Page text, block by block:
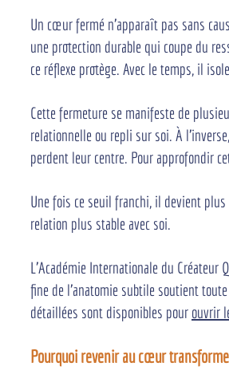
Un cœur fermé n'apparaît pas sans
une protection durable qui coupe du
ce réflexe protège. Avec le temps, il
Cette fermeture se manifeste de
relationnelle ou repli sur soi. À
perdent leur centre. Pour approfondir
Une fois ce seuil franchi, il devient
relation plus stable avec soi.
L'Académie Internationale du Créateur
fine de l'anatomie subtile soutient
détaillées sont disponibles pour ouvrir
Pourquoi revenir au cœur